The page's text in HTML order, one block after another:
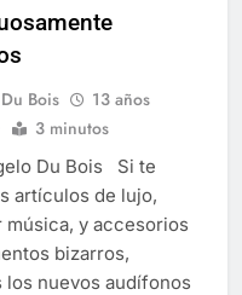
Bois
13 años
3 minutos
Du Bois Si te
artículos de lujo,
música, y accesorios
bizarros,
los nuevos audífonos